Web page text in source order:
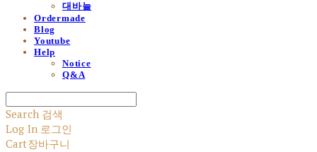
대바늘
Ordermade
Blog
Youtube
Help
Notice
Q&A
Search 검색
Log In 로그인
Cart장바구니